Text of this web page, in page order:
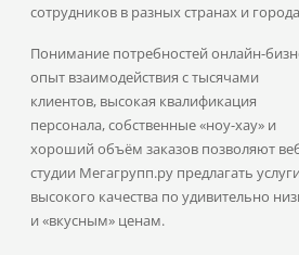
сотрудников в разных странах и
Понимание потребностей онлайн-
опыт взаимодействия с тысячами
клиентов, высокая квалификация
персонала, собственные «ноу-хау» и
хороший объём заказов позволяют
студии Мегагрупп.ру предлагать услуги
высокого качества по удивительно
и «вкусным» ценам.